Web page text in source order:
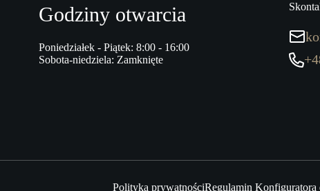
Godziny otwarcia
Poniedziałek - Piątek: 8:00 - 16:00
Sobota-niedziela: Zamknięte
Polityka prywatnościRegulamin Konfiguratora